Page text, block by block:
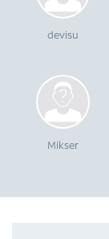
devisu
Mikser